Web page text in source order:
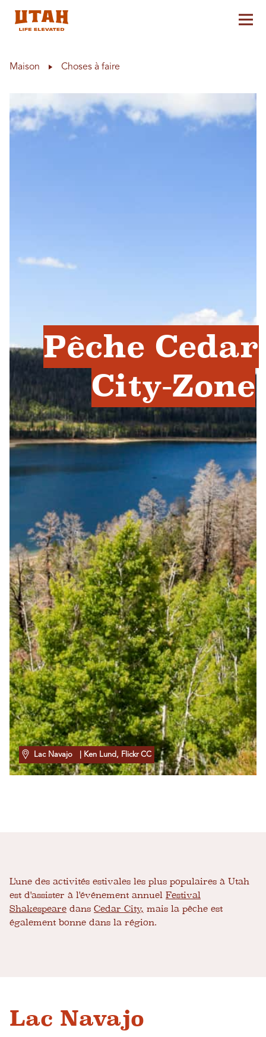
Maison Choses à faire
Pêche Cedar
City-Zone
Lac Navajo | Ken Lund, Flickr CC
L'une des activités estivales les plus populaires à Utah
est d'assister à l'événement annuel Festival
Shakespeare dans Cedar City, mais la pêche est
également bonne dans la région.
Lac Navajo